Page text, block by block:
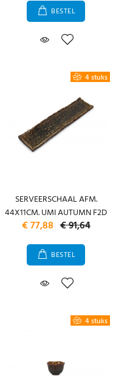
BESTEL
4 stuks
SERVEERSCHAAL AFM.
44X11CM. UMI AUTUMN F2D
€ 77,88 € 91,64
BESTEL
4 stuks